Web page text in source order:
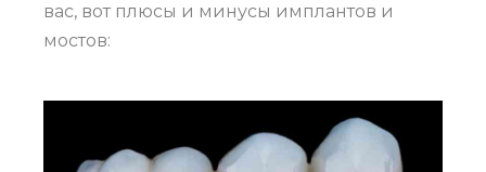
вас, вот плюсы и минусы имплантов и
мостов: